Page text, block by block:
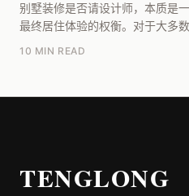
别墅装修是否请设计师，本质是
最终居住体验的权衡。对于大多
10 MIN READ
TENGLONG